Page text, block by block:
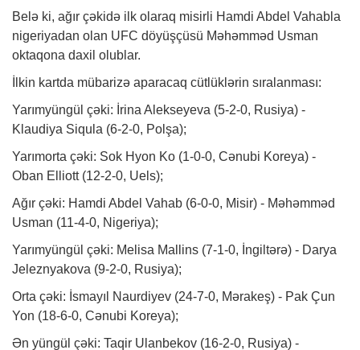
Belə ki, ağır çəkidə ilk olaraq misirli Hamdi Abdel Vahabla
nigeriyadan olan UFC döyüşçüsü Məhəmməd Usman
oktaqona daxil olublar.
İlkin kartda mübarizə aparacaq cütlüklərin sıralanması:
Yarımyüngül çəki: İrina Alekseyeva (5-2-0, Rusiya) -
Klaudiya Siqula (6-2-0, Polşa);
Yarımorta çəki: Sok Hyon Ko (1-0-0, Cənubi Koreya) -
Oban Elliott (12-2-0, Uels);
Ağır çəki: Hamdi Abdel Vahab (6-0-0, Misir) - Məhəmməd
Usman (11-4-0, Nigeriya);
Yarımyüngül çəki: Melisa Mallins (7-1-0, İngiltərə) - Darya
Jeleznyakova (9-2-0, Rusiya);
Orta çəki: İsmayıl Naurdiyev (24-7-0, Mərakeş) - Pak Çun
Yon (18-6-0, Cənubi Koreya);
Ən yüngül çəki: Taqir Ulanbekov (16-2-0, Rusiya) -